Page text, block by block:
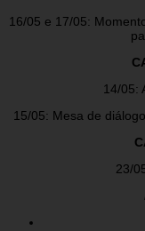
16/05 e 17/05:
14/05:
15/05: Mesa de
23/